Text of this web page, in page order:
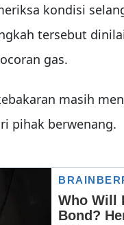
kondisi
tersebut
gas.
masih
pihak berwenang.